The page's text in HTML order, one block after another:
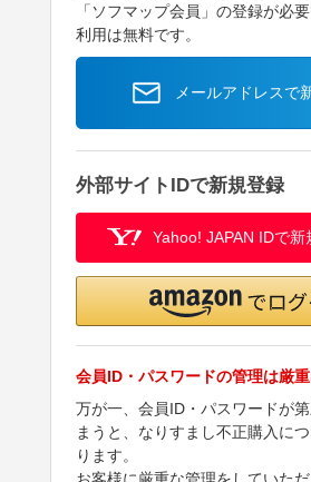
「ソフマップ会員」の登録が必
利用は無料です。
メールアドレスで
外部サイトIDで新規登録
Yahoo! JAPAN IDで新
会員ID・パスワードの管理は厳
万が一、会員ID・パスワードが
まうと、なりすまし不正購入に
ります。